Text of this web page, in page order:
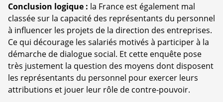
Conclusion logique : la France est également mal
classée sur la capacité des représentants du personnel
à influencer les projets de la direction des entreprises.
Ce qui décourage les salariés motivés à participer à la
démarche de dialogue social. Et cette enquête pose
très justement la question des moyens dont disposent
les représentants du personnel pour exercer leurs
attributions et jouer leur rôle de contre-pouvoir.